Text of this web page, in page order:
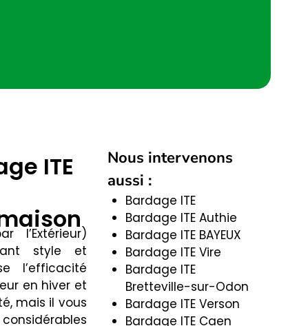
ITE
l’Extérieur)
style et
l’efficacité
en hiver et
mais il vous
Nous intervenons
aussi :
Bardage ITE
Bardage ITE Authie
Bardage ITE BAYEUX
Bardage ITE Vire
Bardage ITE
Bretteville-sur-Odon
Bardage ITE Verson
Bardage ITE Caen